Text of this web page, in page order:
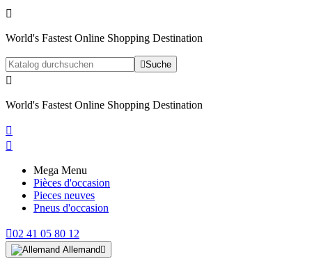

World's Fastest Online Shopping Destination
Suche

World's Fastest Online Shopping Destination


Mega Menu
Pièces d'occasion
Pieces neuves
Pneus d'occasion
02 41 05 80 12
Allemand 